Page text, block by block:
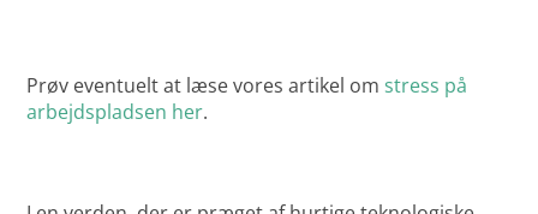
Prøv eventuelt at læse vores artikel omstress på
arbejdspladsen her.